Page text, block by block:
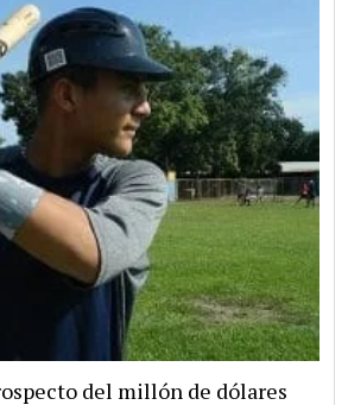
del millón de dólares